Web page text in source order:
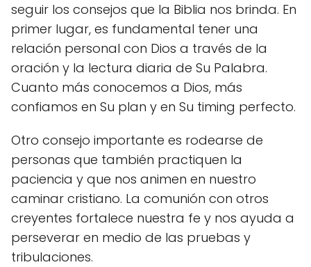
seguir los consejos que la Biblia nos brinda. En
primer lugar, es fundamental tener una
relación personal con Dios a través de la
oración y la lectura diaria de Su Palabra.
Cuanto más conocemos a Dios, más
confiamos en Su plan y en Su timing perfecto.
Otro consejo importante es rodearse de
personas que también practiquen la
paciencia y que nos animen en nuestro
caminar cristiano. La comunión con otros
creyentes fortalece nuestra fe y nos ayuda a
perseverar en medio de las pruebas y
tribulaciones.